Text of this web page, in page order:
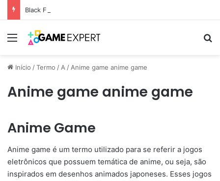
Black Friday: descontos incríveis em eletrônicos
Menu
Início /Termo / A / Anime game anime game
Anime game anime game
Anime Game
Anime game é um termo utilizado para se referir a jogos
eletrônicos que possuem temática de anime, ou seja, são
inspirados em desenhos animados japoneses. Esses jogos